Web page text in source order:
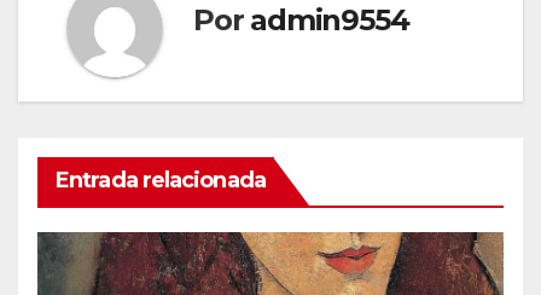
Por admin9554
Entrada relacionada